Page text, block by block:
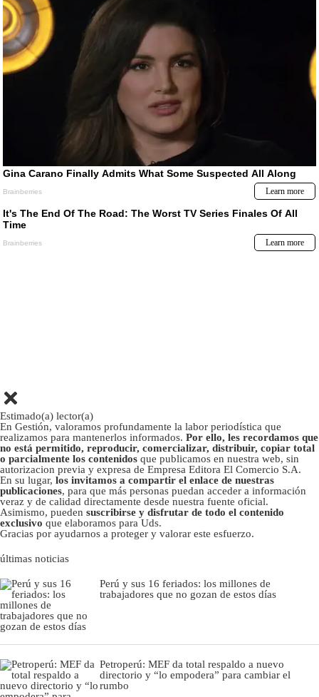
Estimado(a) lector(a)
En Gestión, valoramos profundamente la labor periodística que
realizamos para mantenerlos informados. Por ello, les recordamos que
no está permitido, reproducir, comercializar, distribuir, copiar total
o parcialmente los contenidos que publicamos en nuestra web, sin
autorizacion previa y expresa de Empresa Editora El Comercio S.A.
En su lugar, los invitamos a compartir el enlace de nuestras
publicaciones, para que más personas puedan acceder a información
veraz y de calidad directamente desde nuestra fuente oficial.
Asimismo, pueden suscribirse y disfrutar de todo el contenido
exclusivo que elaboramos para Uds.
Gracias por ayudarnos a proteger y valorar este esfuerzo.
últimas noticias
Perú y sus 16 feriados: los millones de
trabajadores que no gozan de estos días
Petroperú: MEF da total respaldo a nuevo
directorio y “lo empodera” para cambiar el
rumbo